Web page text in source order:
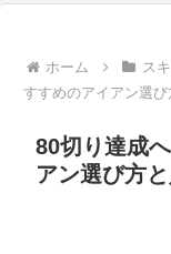
ホーム ス
すすめのアイアン選
80切り達成
アン選び方